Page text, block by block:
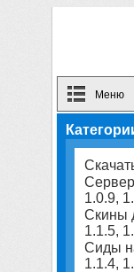
Меню
1.0.9,
Скины
1.1.5,
Сиды
1.1.4,